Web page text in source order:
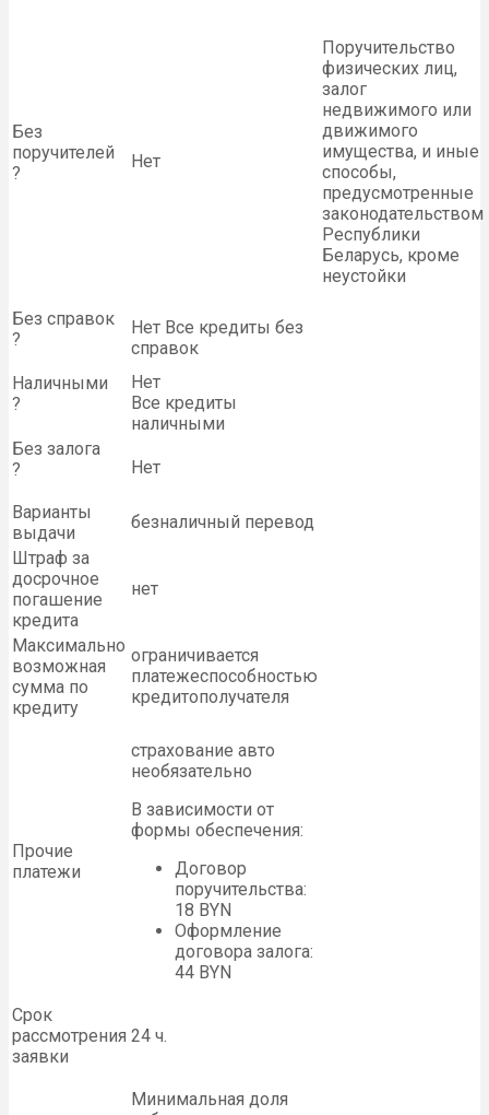
Без
поручителей
?
Нет
Поручительство
физических лиц,
залог
недвижимого или
движимого
имущества, и иные
способы,
предусмотренные
законодательством
Республики
Беларусь, кроме
неустойки
Без справок
?
Нет Все кредиты без
справок
Наличными
?
Нет
Все кредиты
наличными
Без залога
?
Нет
Варианты
выдачи
безналичный перевод
Штраф за
досрочное
погашение
кредита
нет
Максимально
возможная
сумма по
кредиту
ограничивается
платежеспособностью
кредитополучателя
Прочие
платежи
страхование авто
необязательно
В зависимости от
формы обеспечения:
Договор
поручительства:
18 BYN
Оформление
договора залога:
44 BYN
Срок
рассмотрения
заявки
24 ч.
Минимальная доля